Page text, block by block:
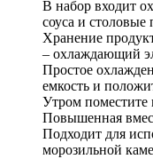
В набор входит
соуса и
Хранение
– охлаждающий
Простое
емкость и
Утром поместите
Повышенная
Подходит для
морозильной